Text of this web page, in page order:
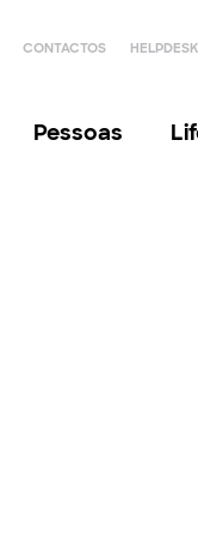
CONTACTOS HELPDESK
Pessoas